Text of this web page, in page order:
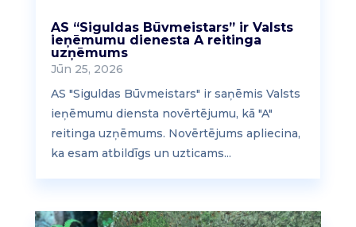
AS “Siguldas Būvmeistars” ir Valsts
ieņēmumu dienesta A reitinga
uzņēmums
Jūn 25, 2026
AS "Siguldas Būvmeistars" ir saņēmis Valsts
ieņēmumu diensta novērtējumu, kā "A"
reitinga uzņēmums. Novērtējums apliecina,
ka esam atbildīgs un uzticams...